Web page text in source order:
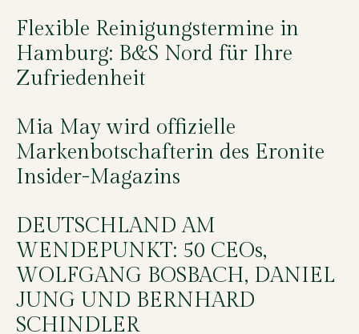
Flexible Reinigungstermine in
Hamburg: B&S Nord für Ihre
Zufriedenheit
Mia May wird offizielle
Markenbotschafterin des Eronite
Insider-Magazins
DEUTSCHLAND AM
WENDEPUNKT: 50 CEOs,
WOLFGANG BOSBACH, DANIEL
JUNG UND BERNHARD
SCHINDLER